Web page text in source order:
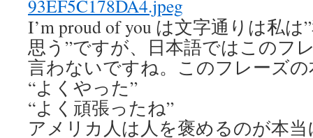
I’m proud of you は文字通りは私
思う”ですが、日本語ではこのフ
言わないですね。このフレーズ
“よくやった”
“よく頑張ったね”
アメリカ人は人を褒めるのが本当